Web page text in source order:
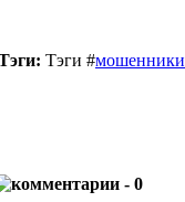
Тэги #мошенники
- 0